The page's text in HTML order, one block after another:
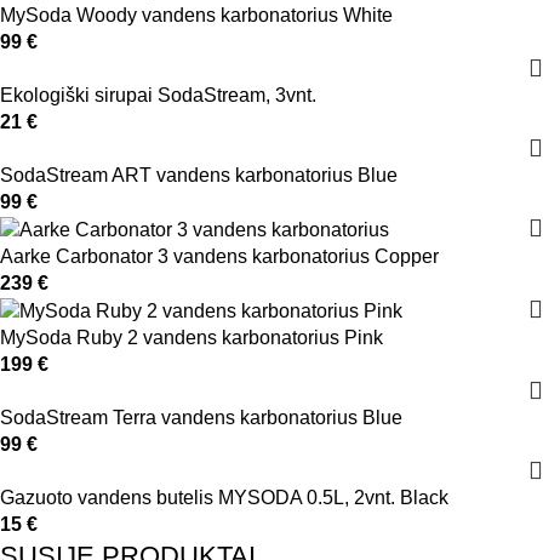
MySoda Woody vandens karbonatorius White
99 €
Ekologiški sirupai SodaStream, 3vnt.
21 €
SodaStream ART vandens karbonatorius Blue
99 €
Aarke Carbonator 3 vandens karbonatorius Copper
239 €
MySoda Ruby 2 vandens karbonatorius Pink
199 €
SodaStream Terra vandens karbonatorius Blue
99 €
Gazuoto vandens butelis MYSODA 0.5L, 2vnt. Black
15 €